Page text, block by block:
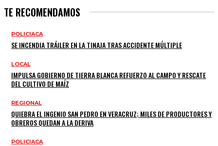
TE RECOMENDAMOS
POLICIACA
SE INCENDIA TRÁILER EN LA TINAJA TRAS ACCIDENTE MÚLTIPLE
LOCAL
IMPULSA GOBIERNO DE TIERRA BLANCA REFUERZO AL CAMPO Y RESCATE
DEL CULTIVO DE MAÍZ
REGIONAL
QUIEBRA EL INGENIO SAN PEDRO EN VERACRUZ; MILES DE PRODUCTORES Y
OBREROS QUEDAN A LA DERIVA
POLICIACA